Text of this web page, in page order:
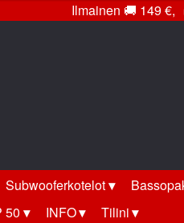
Ilmainen 🚚 149 €,
Subwooferkotelot
50 INFO Tilini